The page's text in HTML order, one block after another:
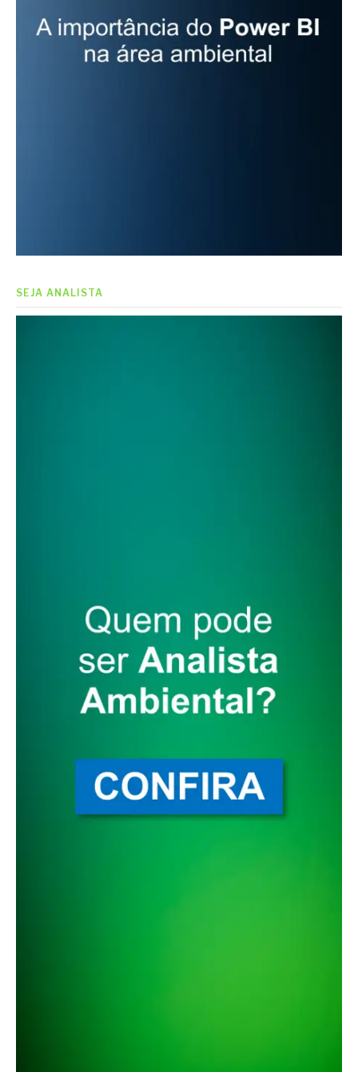
SEJA ANALISTA